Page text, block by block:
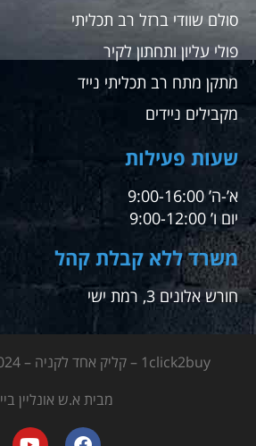
סולם שוודי ברזל רב תכליתי
פולי עליון ותחתון לקיר
מתקן מתח רב תכליתי נייד
מקבילים ניידים
שעות פעילות
א’-ה’ 9:00-16:00
יום ו’ 9:00-12:00
משרד ללא קבלת קהל
חורש אלונים 3, רמת ישי
1click2buy – קליק אחד לקניה – 2012-2024 © טל"ח
מבית א.ש אונליין ביי